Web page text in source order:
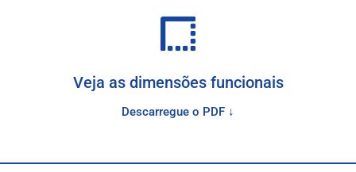
Veja as dimensões funcionais
Descarregue o PDF ↓